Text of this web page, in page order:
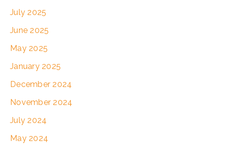
July 2025
June 2025
May 2025
January 2025
December 2024
November 2024
July 2024
May 2024